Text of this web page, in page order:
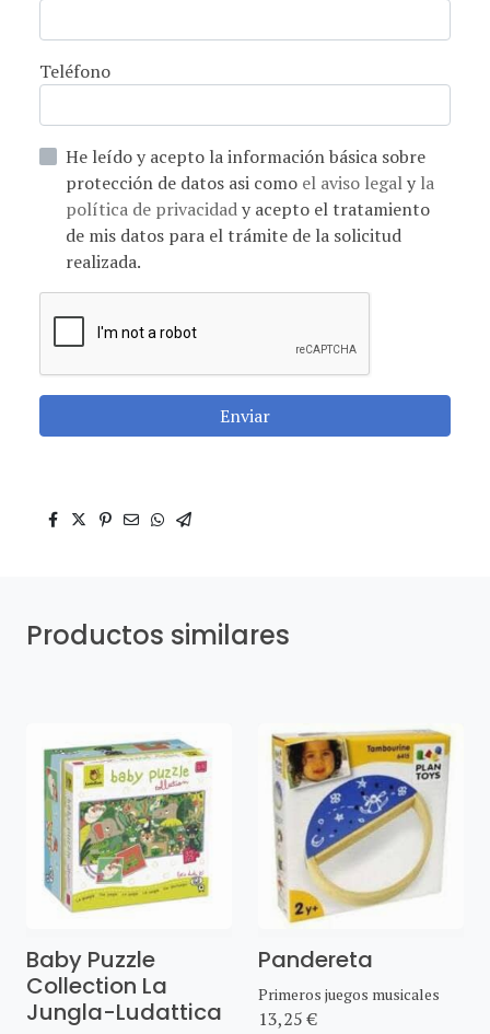
Teléfono
He leído y acepto la información básica sobre
protección de datos asi como el aviso legaly la
política de privacidady acepto el tratamiento
de mis datos para el trámite de la solicitud
realizada.
Enviar
Productos similares
Baby Puzzle
Collection La
Jungla-Ludattica
Pandereta
Primeros juegos musicales
13,25 €